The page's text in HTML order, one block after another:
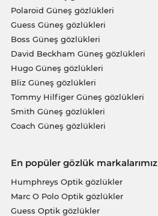
Polaroid Güneş gözlükleri
Guess Güneş gözlükleri
Boss Güneş gözlükleri
David Beckham Güneş gözlükleri
Hugo Güneş gözlükleri
Bliz Güneş gözlükleri
Tommy Hilfiger Güneş gözlükleri
Smith Güneş gözlükleri
Coach Güneş gözlükleri
En popüler gözlük markalarımız
Humphreys Optik gözlükler
Marc O Polo Optik gözlükler
Guess Optik gözlükler